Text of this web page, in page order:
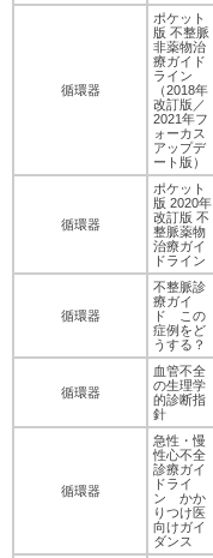
循環器
ポケット
版 不整脈
非薬物治
療ガイド
ライン
（2018年
改訂版／
2021年フ
ォーカス
アップデ
ート版）
循環器
ポケット
版 2020年
改訂版 不
整脈薬物
治療ガイ
ドライン
循環器
不整脈診
療ガイ
ド この
症例をど
うする？
循環器
血管不全
の生理学
的診断指
針
循環器
急性・慢
性心不全
診療ガイ
ドライ
ン かか
りつけ医
向けガイ
ダンス